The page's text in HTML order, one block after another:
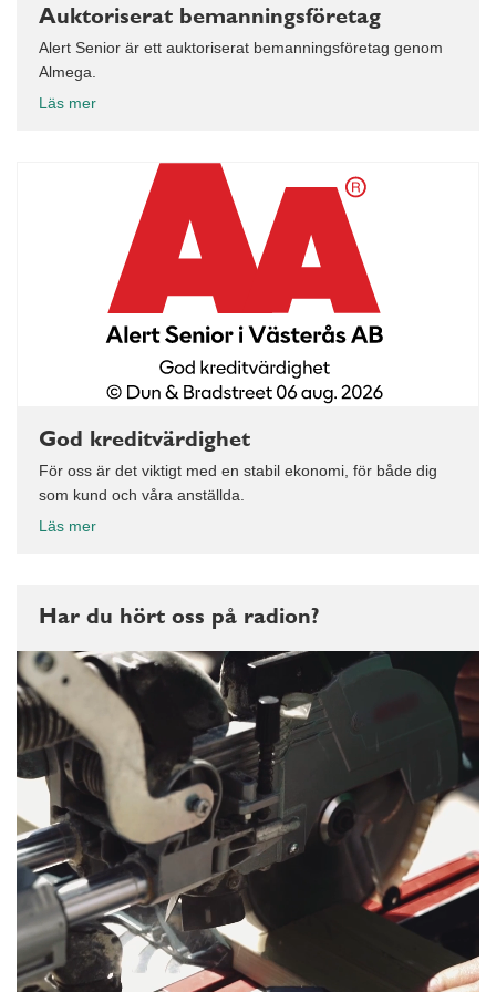
Auktoriserat bemanningsföretag
Alert Senior är ett auktoriserat bemanningsföretag genom
Almega.
Läs mer
God kreditvärdighet
För oss är det viktigt med en stabil ekonomi, för både dig
som kund och våra anställda.
Läs mer
Har du hört oss på radion?